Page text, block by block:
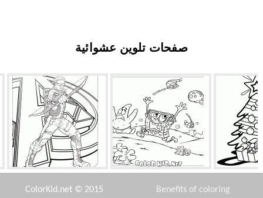
صفحات تلوين عشوائية
هوك قناديل البحر على مطاردة مع نجم
ColorKid.net © 2015 Benefits of coloring